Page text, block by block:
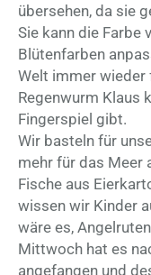
übersehen, da sie
Sie kann die Farbe
Blütenfarben
Welt immer wieder
Regenwurm Klaus
Fingerspiel gibt.
Wir basteln für
mehr für das Meer
Fische aus
wissen wir Kinder
wäre es,
Mittwoch hat es
angefangen und